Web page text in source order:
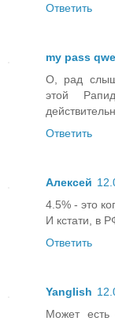
Ответить
my pass
О, рад
этой
Ответить
Алексей
4.5% - это
И кстати, в
Ответить
Yanglish
Может есть